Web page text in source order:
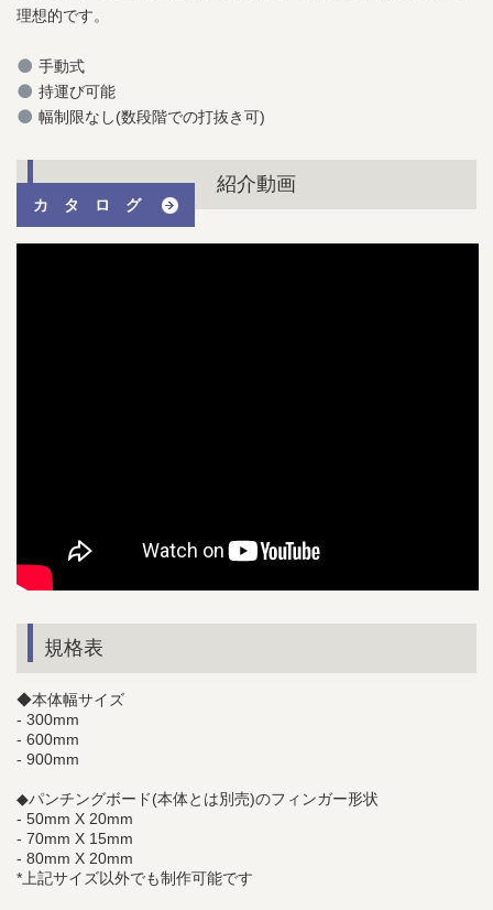
理想的です。
手動式
持運び可能
幅制限なし(数段階での打抜き可)
カタログ
紹介動画
規格表
◆本体幅サイズ
- 300mm
- 600mm
- 900mm
◆パンチングボード(本体とは別売)のフィンガー形状
- 50mm X 20mm
- 70mm X 15mm
- 80mm X 20mm
*上記サイズ以外でも制作可能です